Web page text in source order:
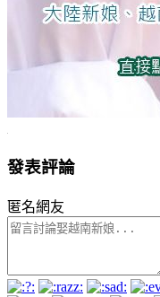
發表評論
匿名網友